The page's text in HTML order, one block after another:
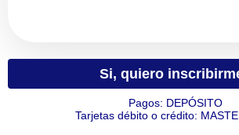
Si, quiero
Pagos: DEPÓSITO
Tarjetas débito o crédito: MASTE